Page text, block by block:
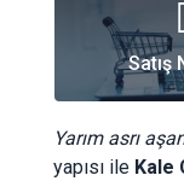
Satış
Yarım asrı
yapısı ile Kale